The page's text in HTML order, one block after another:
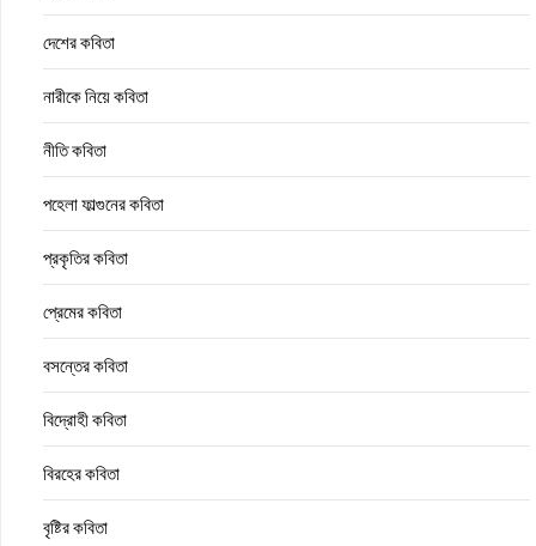
দেশের কবিতা
নারীকে নিয়ে কবিতা
নীতি কবিতা
পহেলা ফাল্গুনের কবিতা
প্রকৃতির কবিতা
প্রেমের কবিতা
বসন্তের কবিতা
বিদ্রোহী কবিতা
বিরহের কবিতা
বৃষ্টির কবিতা